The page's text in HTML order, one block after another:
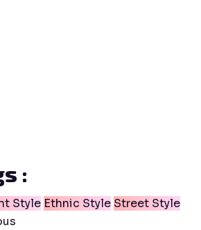
:
Style Ethnic Style Street Style